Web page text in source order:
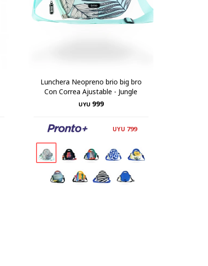
Lunchera Neopreno brio big bro
Con Correa Ajustable - Jungle
UYU 999
UYU 799